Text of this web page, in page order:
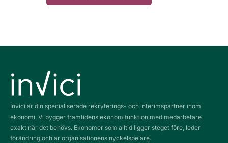
Invici är din specialiserade rekryterings- och interimspartner inom
ekonomi. Vi bygger framtidens ekonomifunktion med medarbetare
exakt när det behövs. Ekonomer som alltid ligger steget före, leder
förändring och är organisationens nyckelspelare.